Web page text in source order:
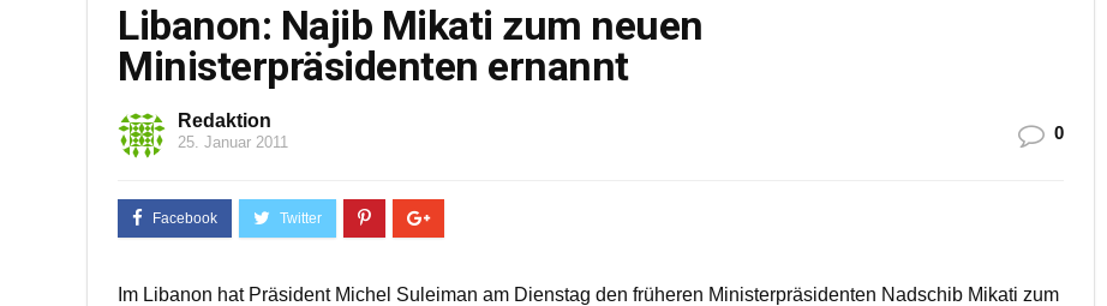
Libanon: Najib Mikati zum neuen
Ministerpräsidenten ernannt
Redaktion
25. Januar 2011 0
Im Libanon hat Präsident Michel Suleiman am Dienstag den früheren Ministerpräsidenten Nadschib Mikati zum